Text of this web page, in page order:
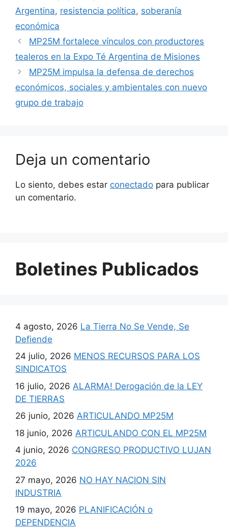
Argentina, resistencia política, soberanía
económica
MP25M fortalece vínculos con productores
tealeros en la Expo Té Argentina de Misiones
MP25M impulsa la defensa de derechos
económicos, sociales y ambientales con nuevo
grupo de trabajo
Deja un comentario
Lo siento, debes estar conectado para publicar
un comentario.
Boletines Publicados
4 agosto, 2026 La Tierra No Se Vende, Se
Defiende
24 julio, 2026 MENOS RECURSOS PARA LOS
SINDICATOS
16 julio, 2026 ALARMA! Derogación de la LEY
DE TIERRAS
26 junio, 2026 ARTICULANDO MP25M
18 junio, 2026 ARTICULANDO CON EL MP25M
4 junio, 2026 CONGRESO PRODUCTIVO LUJAN
2026
27 mayo, 2026 NO HAY NACION SIN
INDUSTRIA
19 mayo, 2026 PLANIFICACIÓN o
DEPENDENCIA